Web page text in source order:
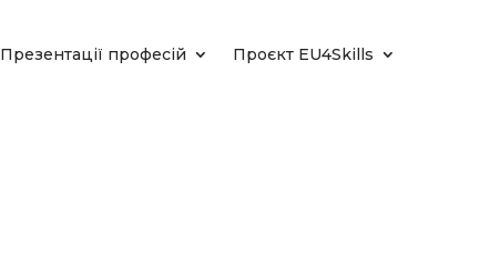
Презентації професій Проєкт EU4Skills